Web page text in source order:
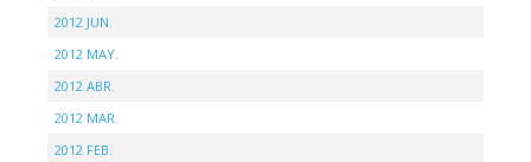
2012 JUN.
2012 MAY.
2012 ABR.
2012 MAR.
2012 FEB.